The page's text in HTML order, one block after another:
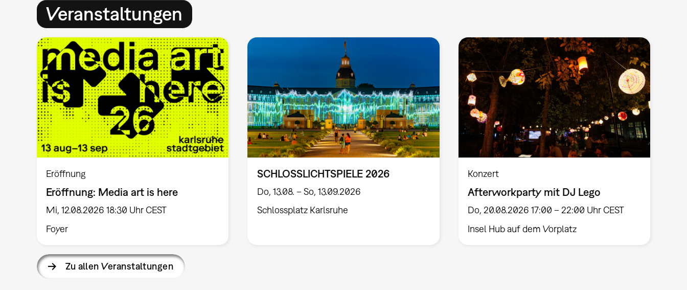
Veranstaltungen
Eröffnung
Eröffnung: Media art is here
Mi, 12.08.2026 18:30 Uhr CEST
Foyer
SCHLOSSLICHTSPIELE 2026
Do, 13.08. – So, 13.09.2026
Schlossplatz Karlsruhe
Konzert
Afterworkparty mit DJ Lego
Do, 20.08.2026 17:00 – 22:00 Uhr CEST
Insel Hub auf dem Vorplatz
Zu allen Veranstaltungen